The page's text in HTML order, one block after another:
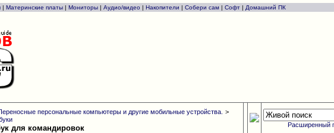
| Материнские платы | Мониторы | Аудио/видео | Накопители | Собери сам | Софт | Домашний ПК
персональные компьютеры и другие мобильные устройства.
>
для командировок Расширенный